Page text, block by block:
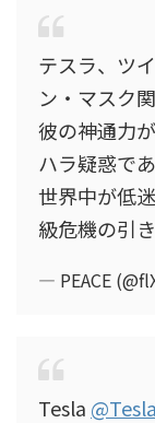
テスラ、ツ
ン・マスク
彼の神通力
ハラ疑惑であ
世界中が低
級危機の引
— PEACE
Tesla @Tesla